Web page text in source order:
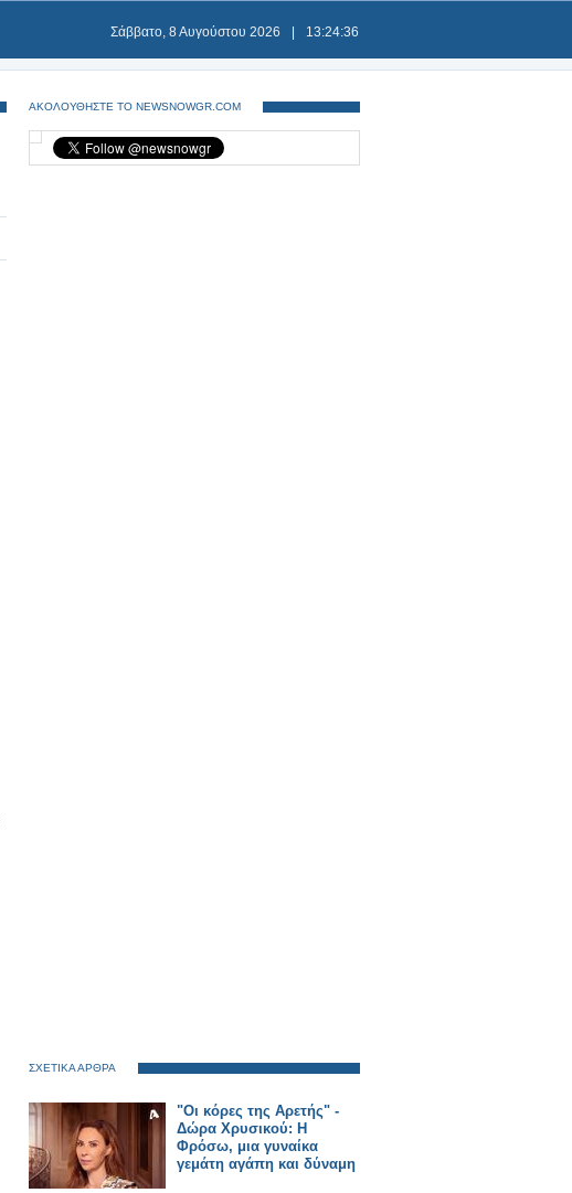
Σάββατο, 8 Αυγούστου 2026 13:24:37
ΑΚΟΛΟΥΘΗΣΤΕ ΤΟ NEWSNOWGR.COM
ΣΧΕΤΙΚΑ ΑΡΘΡΑ
"Οι κόρες της Αρετής" -
Δώρα Χρυσικού: Η
Φρόσω, μια γυναίκα
γεμάτη αγάπη και δύναμη